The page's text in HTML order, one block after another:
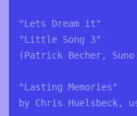
"Lets Dream it"
"Little Song 3"
(Patrick Becher,
"Lasting Memories"
by Chris Huelsbeck,